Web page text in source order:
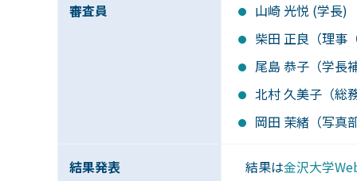
審査員
山崎 光悦 (学長)
柴田 正良（理事
尾島 恭子（学長
北村 久美子（総
岡田 茉緒（写真
結果発表 結果は金沢大学